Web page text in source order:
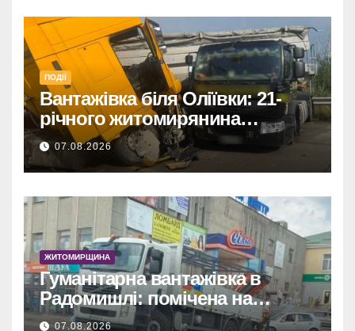
ПОДІЇ
Вантажівка біля Оліївки: 21-
річного житомирянина
травмовано
07.08.2026
ЖИТОМИРЩИНА
Гуманітарна вантажівка в
Радомишлі: помічена на
будівництві приватного
07.08.2026